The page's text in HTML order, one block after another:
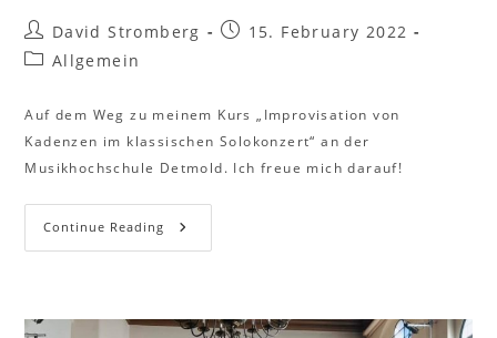
David Stromberg
15. February 2022
Allgemein
Auf dem Weg zu meinem Kurs „Improvisation von
Kadenzen im klassischen Solokonzert“ an der
Musikhochschule Detmold. Ich freue mich darauf!
Continue Reading